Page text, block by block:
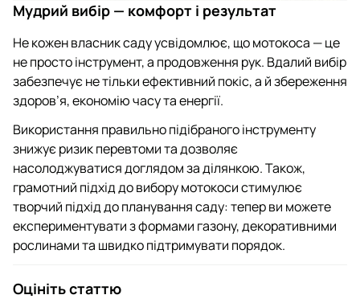
Мудрий вибір — комфорт і результат
Не кожен власник саду усвідомлює, що мотокоса — це
не просто інструмент, а продовження рук. Вдалий вибір
забезпечує не тільки ефективний покіс, а й збереження
здоров’я, економію часу та енергії.
Використання правильно підібраного інструменту
знижує ризик перевтоми та дозволяє
насолоджуватися доглядом за ділянкою. Також,
грамотний підхід до вибору мотокоси стимулює
творчий підхід до планування саду: тепер ви можете
експериментувати з формами газону, декоративними
рослинами та швидко підтримувати порядок.
Оцініть статтю